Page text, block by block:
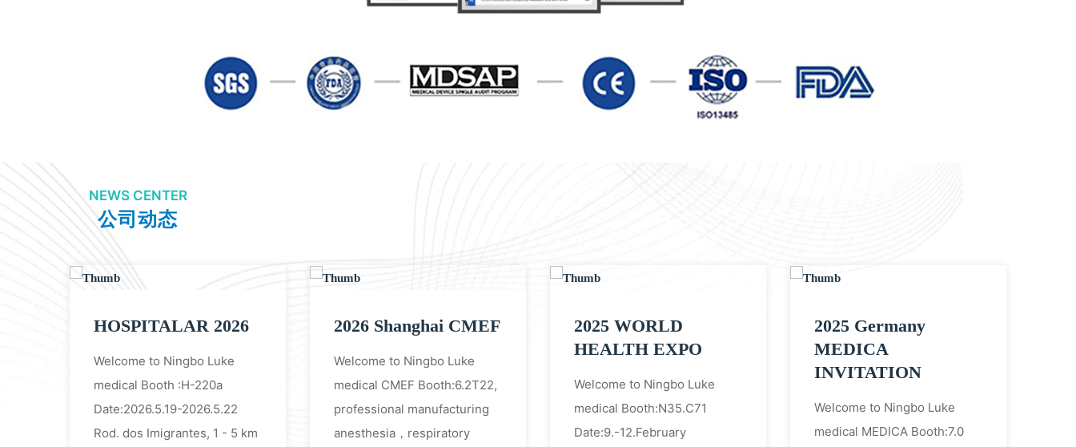
NEWS CENTER
公司动态
HOSPITALAR 2026
Welcome to Ningbo Luke
medical Booth :H-220a
Date:2026.5.19-2026.5.22
Rod. dos Imigrantes, 1 - 5 km
2026 Shanghai CMEF
Welcome to Ningbo Luke
medical CMEF Booth:6.2T22,
professional manufacturing
anesthesia，respiratory
2025 WORLD
HEALTH EXPO
Welcome to Ningbo Luke
medical Booth:N35.C71
Date:9.-12.February
2025 Germany
MEDICA
INVITATION
Welcome to Ningbo Luke
medical MEDICA Booth:7.0